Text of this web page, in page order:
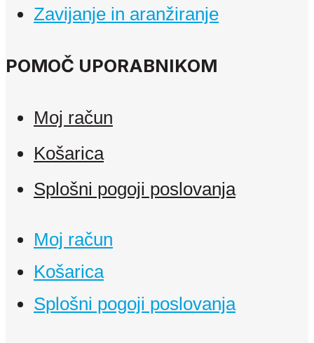
Zavijanje in aranžiranje
POMOČ UPORABNIKOM
Moj račun
Košarica
Splošni pogoji poslovanja
Moj račun
Košarica
Splošni pogoji poslovanja